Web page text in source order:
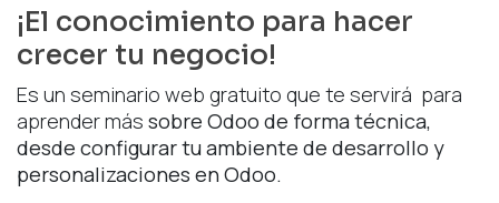
¡El conocimiento para hacer
crecer tu negocio!
Es un seminario web gratuito que te servirá para
aprender más sobre Odoo de forma técnica,
desde configurar tu ambiente de desarrollo y
personalizaciones en Odoo.